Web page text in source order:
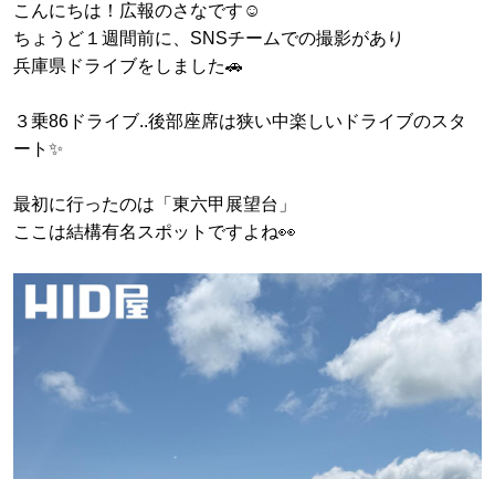
こんにちは！広報のさなです☺️
ちょうど１週間前に、SNSチームでの撮影があり
兵庫県ドライブをしました🚗
３乗86ドライブ..後部座席は狭い中楽しいドライブのスタ
ート✨
最初に行ったのは「東六甲展望台」
ここは結構有名スポットですよね👀